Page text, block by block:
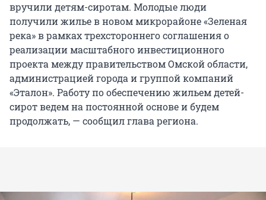
вручили детям-сиротам. Молодые люди
получили жилье в новом микрорайоне «Зеленая
река» в рамках трехстороннего соглашения о
реализации масштабного инвестиционного
проекта между правительством Омской области,
администрацией города и группой компаний
«Эталон». Работу по обеспечению жильем детей-
сирот ведем на постоянной основе и будем
продолжать, — сообщил глава региона.